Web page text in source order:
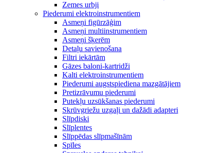
Zemes urbji
Piederumi elektroinstrumentiem
Asmeņi figūrzāģim
Asmeņi multiinstrumentiem
Asmeņi šķerēm
Detaļu savienošana
Filtri iekārtām
Gāzes baloni-kartridži
Kalti elektroinstrumentiem
Piederumi augstspiediena mazgātājiem
Pretizrāvumu piederumi
Putekļu uzsūkšanas piederumi
Skrūvgriežu uzgaļi un dažādi adapteri
Slīpdiski
Slīplentes
Slīppēdas slīpmašīnām
Spīles